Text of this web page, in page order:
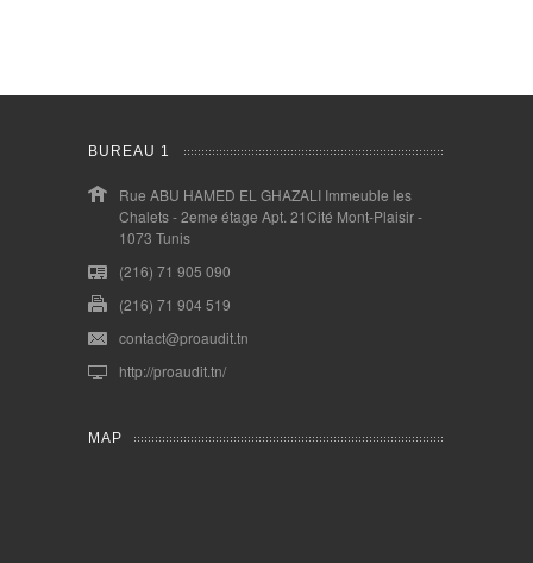
BUREAU 1
Rue ABU HAMED EL GHAZALI Immeuble les
Chalets - 2eme étage Apt. 21Cité Mont-Plaisir -
1073 Tunis
(216) 71 905 090
(216) 71 904 519
contact@proaudit.tn
http://proaudit.tn/
MAP